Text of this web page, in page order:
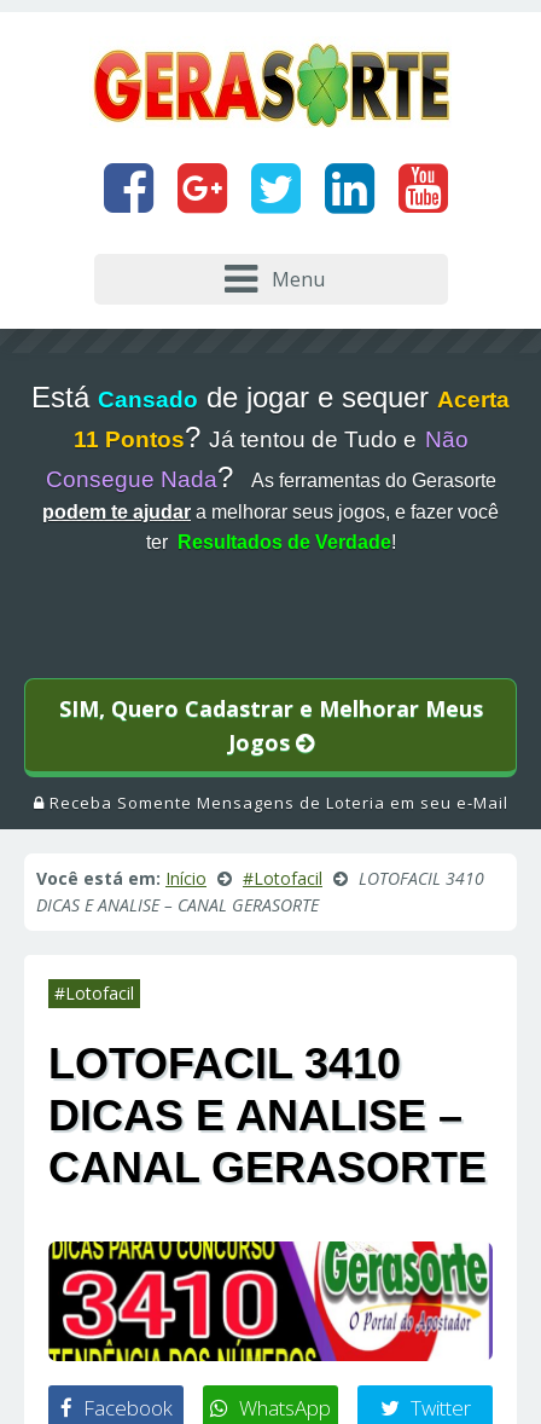
Menu
Está Cansado de jogar e sequer Acerta
11 Pontos? Já tentou de Tudo e Não
Consegue Nada?
As ferramentas do Gerasorte
podem te ajudar a melhorar seus jogos, e fazer você
ter
Resultados de Verdade!
SIM, Quero Cadastrar e Melhorar Meus
Jogos
Receba Somente Mensagens de Loteria em seu e-Mail
Você está em: Início #Lotofacil
LOTOFACIL 3410
DICAS E ANALISE – CANAL GERASORTE
#Lotofacil
LOTOFACIL 3410
DICAS E ANALISE –
CANAL GERASORTE
Facebook WhatsApp Twitter